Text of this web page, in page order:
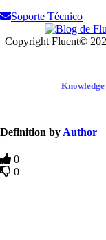
Soporte Técnico
Copyright Fluent©
Definition by Author
0
0